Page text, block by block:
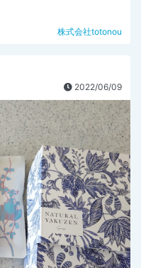
株式会社totonou
2022/06/09